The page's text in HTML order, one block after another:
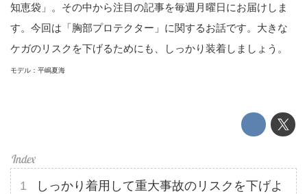
知恵袋」
。その中から注目の記事を毎週月曜日にお届けしま
す。今回は「胸部プロテクター」に関するお話です。大きな
ケガのリスクを下げるためにも、しっかり装着しましょう。
モデル：平嶋夏海
しっかり着用して重大事故のリスクを下げよ